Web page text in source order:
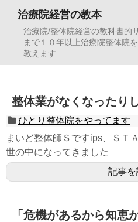
治療院経営の教本
治療院/整体院経営の教科書
まで１０年以上治療院整体院
教えます
整体業がなくなったり
ひとり整体院をやってます
まいど整体師Ｓですips、ＳＴ
世の中になってきました
記事を
「危機があるから知恵